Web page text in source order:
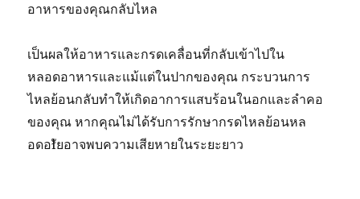
อาหารของคุณกลับไหล
เป็นผลให้อาหารและกรดเคลื่อนที่กลับเข้าไปใน
หลอดอาหารและแม้แต่ในปากของคุณ กระบวนการ
ไหลย้อนกลับทำให้เกิดอาการแสบร้อนในอกและลำคอ
ของคุณ หากคุณไม่ได้รับการรักษากรดไหลย้อนหล
อดอłัยอาจพบความเสียหายในระยะยาว